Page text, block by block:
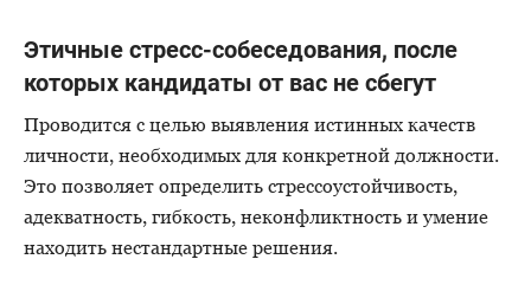
Этичные стресс-собеседования, после
которых кандидаты от вас не сбегут
Проводится с целью выявления истинных качеств
личности, необходимых для конкретной должности.
Это позволяет определить стрессоустойчивость,
адекватность, гибкость, неконфликтность и умение
находить нестандартные решения.